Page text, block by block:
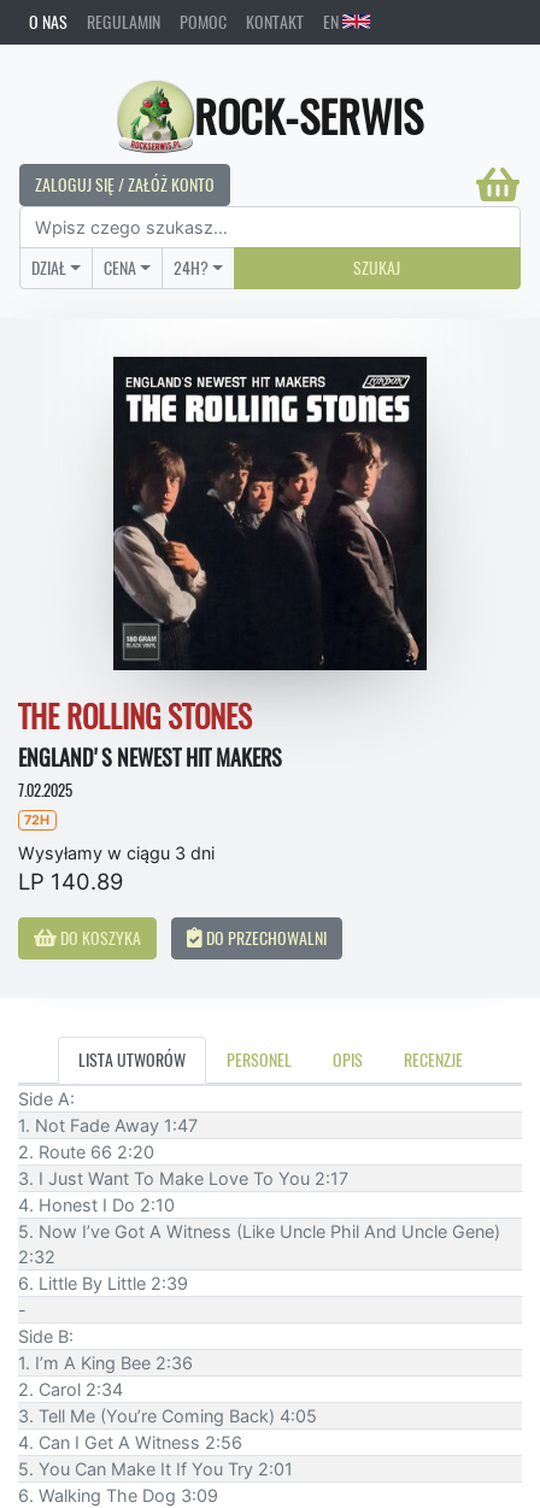
O NAS REGULAMIN POMOC KONTAKT EN
ROCK-SERWIS
ZALOGUJ SIĘ / ZAŁÓŻ KONTO
DZIAŁ CENA 24H? SZUKAJ
THE ROLLING STONES
ENGLAND'S NEWEST HIT MAKERS
7.02.2025
72H
Wysyłamy w ciągu 3 dni
LP 140.89
DO KOSZYKA DO PRZECHOWALNI
LISTA UTWORÓW PERSONEL OPIS RECENZJE
Side A:
1. Not Fade Away 1:47
2. Route 66 2:20
3. I Just Want To Make Love To You 2:17
4. Honest I Do 2:10
5. Now I’ve Got A Witness (Like Uncle Phil And Uncle Gene)
2:32
6. Little By Little 2:39
-
Side B:
1. I’m A King Bee 2:36
2. Carol 2:34
3. Tell Me (You’re Coming Back) 4:05
4. Can I Get A Witness 2:56
5. You Can Make It If You Try 2:01
6. Walking The Dog 3:09